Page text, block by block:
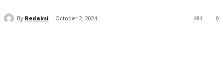
By Redaksi October 2, 2024 0
484